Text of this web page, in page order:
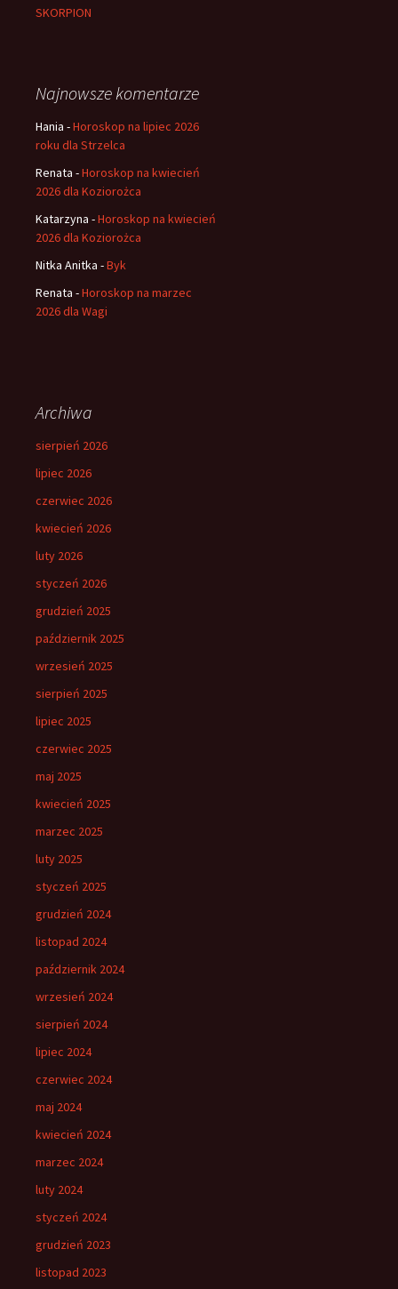
SKORPION
Najnowsze komentarze
Hania -Horoskop na lipiec 2026
roku dla Strzelca
Renata -Horoskop na kwiecień
2026 dla Koziorożca
Katarzyna -Horoskop na kwiecień
2026 dla Koziorożca
Nitka Anitka -Byk
Renata -Horoskop na marzec
2026 dla Wagi
Archiwa
sierpień 2026
lipiec 2026
czerwiec 2026
kwiecień 2026
luty 2026
styczeń 2026
grudzień 2025
październik 2025
wrzesień 2025
sierpień 2025
lipiec 2025
czerwiec 2025
maj 2025
kwiecień 2025
marzec 2025
luty 2025
styczeń 2025
grudzień 2024
listopad 2024
październik 2024
wrzesień 2024
sierpień 2024
lipiec 2024
czerwiec 2024
maj 2024
kwiecień 2024
marzec 2024
luty 2024
styczeń 2024
grudzień 2023
listopad 2023